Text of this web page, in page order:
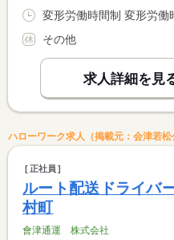
その他
求人詳細を見
ハローワーク求人（掲載元：会津若松
正社員
ルート配送ドライバ
村町
會津通運 株式会社